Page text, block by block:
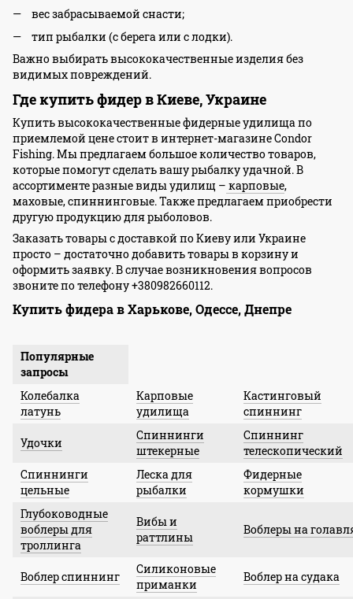
вес забрасываемой снасти;
тип рыбалки (с берега или с лодки).
Важно выбирать высококачественные изделия без
видимых повреждений.
Где купить фидер в Киеве, Украине
Купить высококачественные фидерные удилища по
приемлемой цене стоит в интернет-магазине Condor
Fishing. Мы предлагаем большое количество товаров,
которые помогут сделать вашу рыбалку удачной. В
ассортименте разные виды удилищ – карповые,
маховые, спиннинговые. Также предлагаем приобрести
другую продукцию для рыболовов.
Заказать товары с доставкой по Киеву или Украине
просто – достаточно добавить товары в корзину и
оформить заявку. В случае возникновения вопросов
звоните по телефону +380982660112.
Купить фидера в Харькове, Одессе, Днепре
Популярные
запросы
Колебалка
латунь
Карповые
удилища
Кастинговый
спиннинг
Удочки
Спиннинги
штекерные
Спиннинг
телескопический
Спиннинги
цельные
Леска для
рыбалки
Фидерные
кормушки
Глубоководные
воблеры для
троллинга
Вибы и
раттлины
Воблеры на
Воблер спиннинг
Силиконовые
приманки
Воблер на судака